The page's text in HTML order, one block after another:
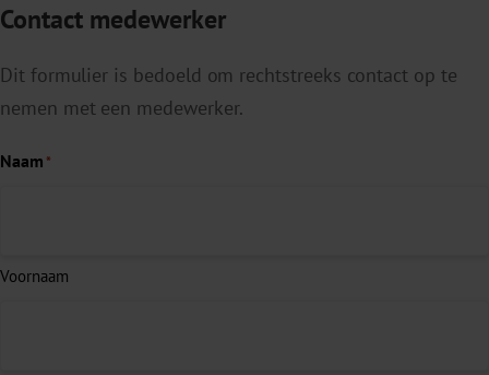
Contact medewerker
Dit formulier is bedoeld om rechtstreeks contact op te
nemen met een medewerker.
Naam *
Voornaam